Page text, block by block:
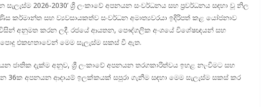
සැලැස්ම 2026-2030’ ශ්‍රී ලංකාවේ අපනයන සංවර්ධනය සහ ප්‍රවර්ධනය සඳහා වූ නිල
කර්මාන්ත සහ ව්‍යවසායකත්ව සංවර්ධන අමාත්‍යවරයා ඉදිරිපත් කළ යෝජනාව
විසින් අනුමත කරන ලදී. රජයේ ආයතන, පෞද්ගලික අංශයේ විශේෂඥයන් සහ
එකඟතාවෙන් මෙම සැලැස්ම සකස් වී ඇත.
ජාතික දැක්ම අනුව, ශ්‍රී ලංකාවේ අපනයන තරගකාරිත්වය ඉහළ නැංවීමට සහ
අපනයන ආදායම් ඉලක්කයක් සපුරා ගැනීම සඳහා මෙම සැලැස්ම සකස් කර